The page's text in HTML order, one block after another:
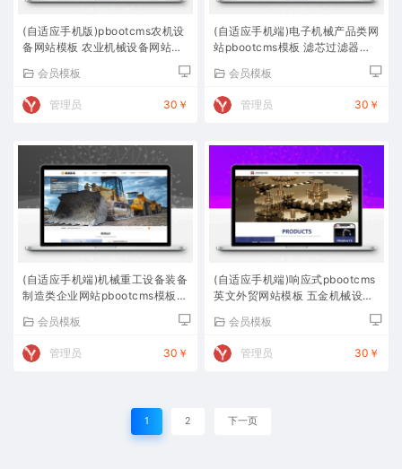
(自适应手机版)pbootcms农机设
备网站模板 农业机械设备网站源
会员模板
管理员 30￥
(自适应手机端)电子机械产品类网
站pbootcms模板 滤芯过滤器网
会员模板
管理员 30￥
(自适应手机端)机械重工设备装备
制造类企业网站pbootcms模板
会员模板
管理员 30￥
(自适应手机端)响应式pbootcms
英文外贸网站模板 五金机械设备
会员模板
管理员 30￥
1 2 下一页